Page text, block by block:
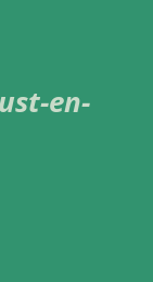
en-